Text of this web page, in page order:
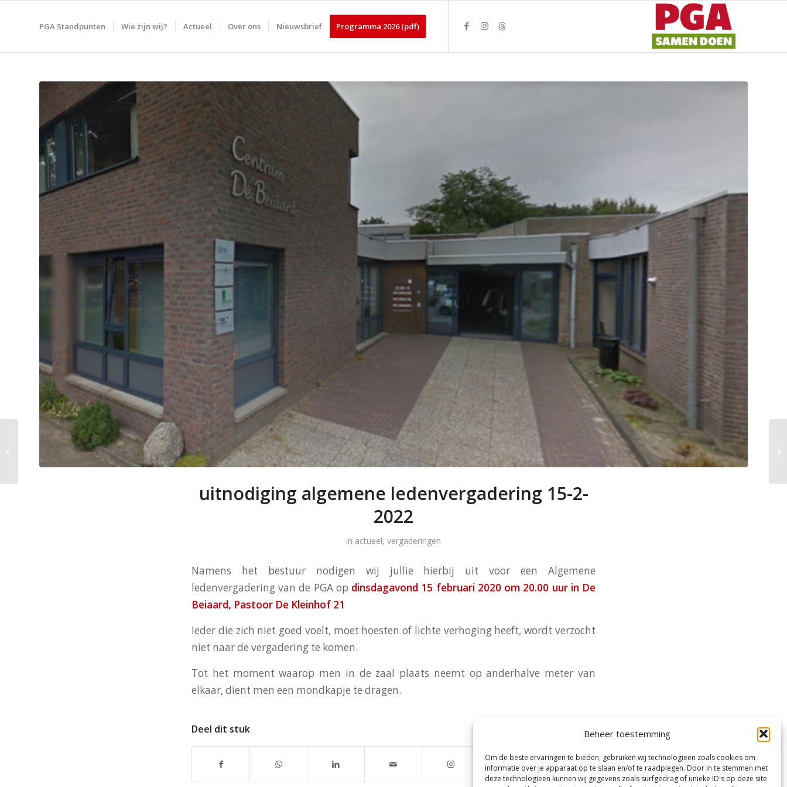
Beheer toestemming
Om de beste ervaringen te bieden, gebruiken wij technologieën zoals cookies om
informatie over je apparaat op te slaan en/of te raadplegen. Door in te stemmen met
deze technologieën kunnen wij gegevens zoals surfgedrag of unieke ID's op deze site
PGA Standpunten Wie zijn wij? Actueel Over ons Nieuwsbrief Programma 2026 (pdf)
uitnodiging algemene ledenvergadering 15-2-
2022
in actueel, vergaderingen
Namens het bestuur nodigen wij jullie hierbij uit voor een Algemene
ledenvergadering van de PGAop dinsdagavond 15 februari 2020 om 20.00 uur in De
Beiaard, Pastoor De Kleinhof 21
Ieder die zich niet goed voelt, moet hoesten of lichte verhoging heeft, wordt verzocht
niet naar de vergadering te komen.
Tot het moment waarop men in de zaal plaats neemt op anderhalve meter van
elkaar, dient men een mondkapje te dragen.
Deel dit stuk
Samen Doen – De
podcast